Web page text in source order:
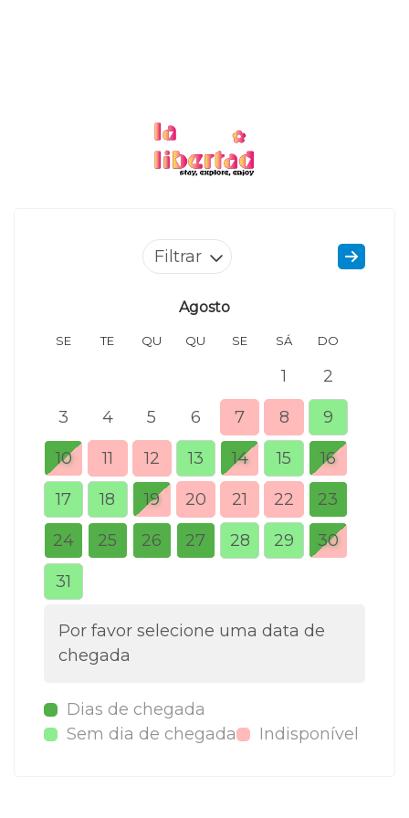
Filtrar
Agosto
SE TE QU QU SE SÁ DO
1 2
3 4 5 6 7 8 9
10 11 12 13 14 15 16
17 18 19 20 21 22 23
24 25 26 27 28 29 30
31
Por favor selecione uma data de
chegada
Dias de chegada
Sem dia de chegada
Indisponível